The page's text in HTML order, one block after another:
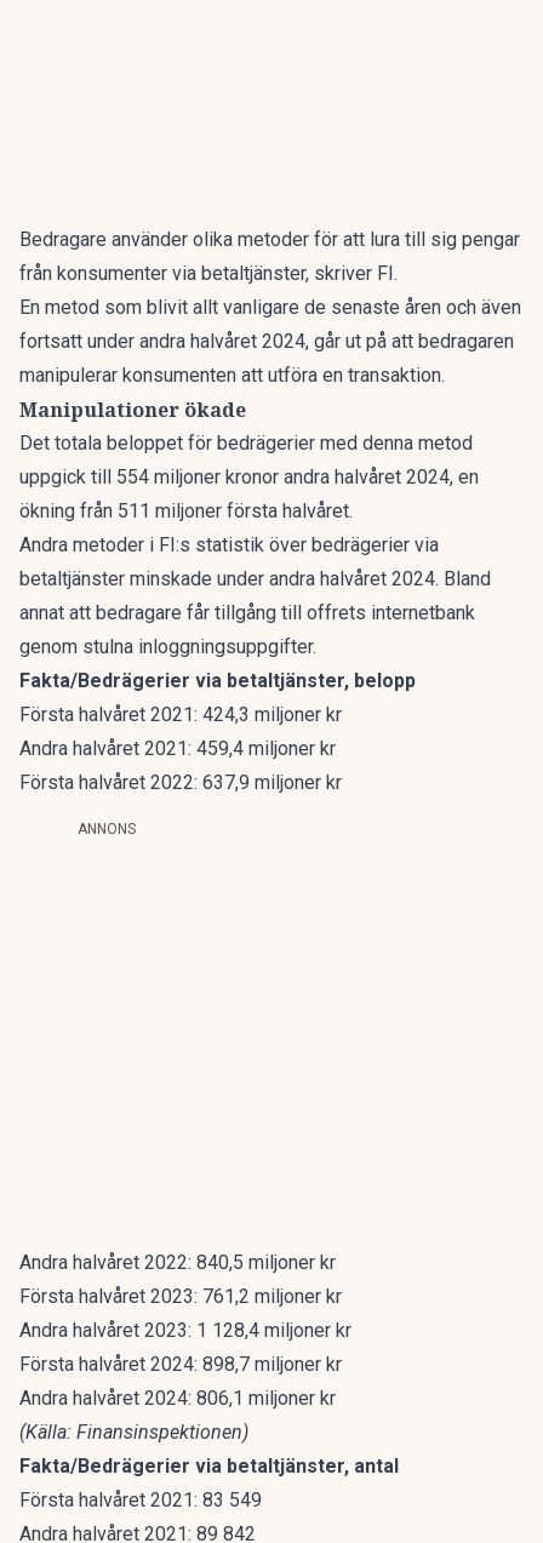
Bedragare använder olika metoder för att lura till sig pengar
från konsumenter via betaltjänster, skriver FI.
En metod som blivit allt vanligare de senaste åren och även
fortsatt under andra halvåret 2024, går ut på att bedragaren
manipulerar konsumenten att utföra en transaktion.
Manipulationer ökade
Det totala beloppet för bedrägerier med denna metod
uppgick till 554 miljoner kronor andra halvåret 2024, en
ökning från 511 miljoner första halvåret.
Andra metoder i FI:s statistik över bedrägerier via
betaltjänster minskade under andra halvåret 2024. Bland
annat att bedragare får tillgång till offrets internetbank
genom stulna inloggningsuppgifter.
Fakta/Bedrägerier via betaltjänster, belopp
Första halvåret 2021: 424,3 miljoner kr
Andra halvåret 2021: 459,4 miljoner kr
Första halvåret 2022: 637,9 miljoner kr
ANNONS
Andra halvåret 2022: 840,5 miljoner kr
Första halvåret 2023: 761,2 miljoner kr
Andra halvåret 2023: 1 128,4 miljoner kr
Första halvåret 2024: 898,7 miljoner kr
Andra halvåret 2024: 806,1 miljoner kr
(Källa: Finansinspektionen)
Fakta/Bedrägerier via betaltjänster, antal
Första halvåret 2021: 83 549
Andra halvåret 2021: 89 842